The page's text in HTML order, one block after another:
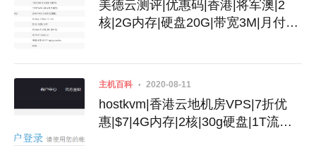
美德云测评|优惠码|香港|将军澳|2
核|2G内存|硬盘20G|带宽3M|月付17
主机百科 2020-08-11
hostkvm|香港云地机房VPS|7折优
惠|$7|4G内存|2核|30g硬盘|1T流量|